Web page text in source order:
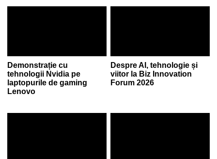
Demonstrație cu
tehnologii Nvidia pe
laptopurile de gaming
Lenovo
Despre AI, tehnologie și
viitor la Biz Innovation
Forum 2026